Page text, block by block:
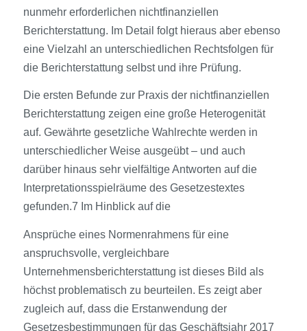
nunmehr erforderlichen nichtfinanziellen
Berichterstattung. Im Detail folgt hieraus aber ebenso
eine Vielzahl an unterschiedlichen Rechtsfolgen für
die Berichterstattung selbst und ihre Prüfung.
Die ersten Befunde zur Praxis der nichtfinanziellen
Berichterstattung zeigen eine große Heterogenität
auf. Gewährte gesetzliche Wahlrechte werden in
unterschiedlicher Weise ausgeübt – und auch
darüber hinaus sehr vielfältige Antworten auf die
Interpretationsspielräume des Gesetzestextes
gefunden.7 Im Hinblick auf die
Ansprüche eines Normenrahmens für eine
anspruchsvolle, vergleichbare
Unternehmensberichterstattung ist dieses Bild als
höchst problematisch zu beurteilen. Es zeigt aber
zugleich auf, dass die Erstanwendung der
Gesetzesbestimmungen für das Geschäftsjahr 2017